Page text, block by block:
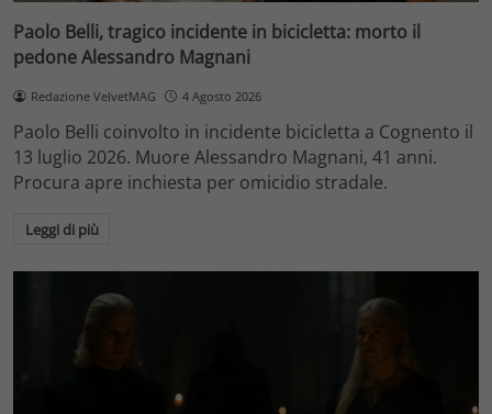
Paolo Belli, tragico incidente in bicicletta: morto il
pedone Alessandro Magnani
Redazione VelvetMAG 4 Agosto 2026
Paolo Belli coinvolto in incidente bicicletta a Cognento il
13 luglio 2026. Muore Alessandro Magnani, 41 anni.
Procura apre inchiesta per omicidio stradale.
Leggi di più